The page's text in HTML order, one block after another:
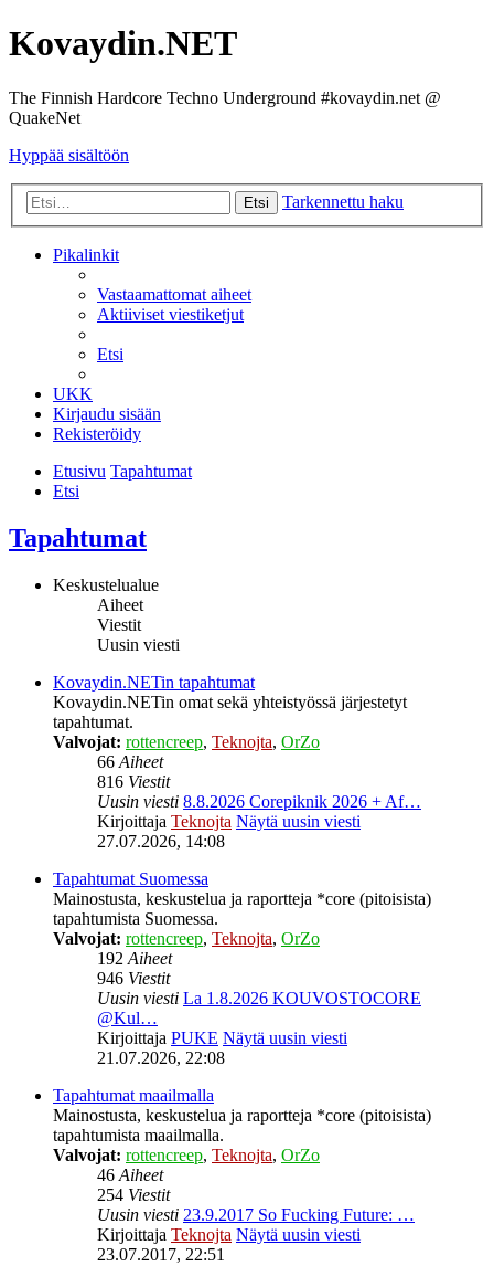
Kovaydin.NET
The Finnish Hardcore Techno Underground #kovaydin.net @
QuakeNet
Hyppää sisältöön
Etsi Tarkennettu haku
Pikalinkit
Vastaamattomat aiheet
Aktiiviset viestiketjut
Etsi
UKK
Kirjaudu sisään
Rekisteröidy
Etusivu Tapahtumat
Etsi
Tapahtumat
Keskustelualue
Aiheet
Viestit
Uusin viesti
Kovaydin.NETin tapahtumat
Kovaydin.NETin omat sekä yhteistyössä järjestetyt
tapahtumat.
Valvojat: rottencreep, Teknojta, OrZo
66 Aiheet
816 Viestit
Uusin viesti 8.8.2026 Corepiknik 2026 + Af…
Kirjoittaja Teknojta Näytä uusin viesti
27.07.2026, 14:08
Tapahtumat Suomessa
Mainostusta, keskustelua ja raportteja *core (pitoisista)
tapahtumista Suomessa.
Valvojat: rottencreep, Teknojta, OrZo
192 Aiheet
946 Viestit
Uusin viesti La 1.8.2026 KOUVOSTOCORE
@Kul…
Kirjoittaja PUKE Näytä uusin viesti
21.07.2026, 22:08
Tapahtumat maailmalla
Mainostusta, keskustelua ja raportteja *core (pitoisista)
tapahtumista maailmalla.
Valvojat: rottencreep, Teknojta, OrZo
46 Aiheet
254 Viestit
Uusin viesti 23.9.2017 So Fucking Future: …
Kirjoittaja Teknojta Näytä uusin viesti
23.07.2017, 22:51